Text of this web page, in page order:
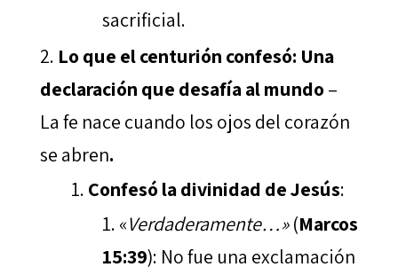
sacrificial.
Lo que el centurión confesó: Una
declaración que desafía al mundo –
La fe nace cuando los ojos del corazón
se abren.
Confesó la divinidad de Jesús:
«Verdaderamente…»(Marcos
15:39): No fue una exclamación